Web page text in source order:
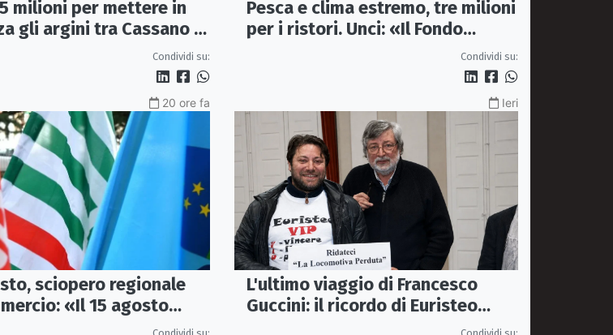
milioni per mettere in
gli argini tra Cassano e
Condividi su:
Pesca e clima estremo, tre milioni
per i ristori. Unci: «Il Fondo
Condividi su:
20 ore fa
sciopero regionale
«Il 15 agosto
Ieri
L'ultimo viaggio di Francesco
Guccini: il ricordo di Euristeo